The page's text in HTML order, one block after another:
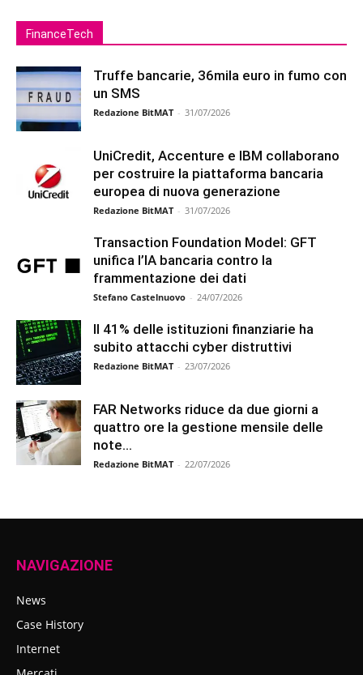
FinanceTech
Truffe bancarie, 36mila euro in fumo con
un SMS
Redazione BitMAT - 31/07/2026
UniCredit, Accenture e IBM collaborano
per costruire la piattaforma bancaria
europea di nuova generazione
Redazione BitMAT - 31/07/2026
Transaction Foundation Model: GFT
unifica l’IA bancaria contro la
frammentazione dei dati
Stefano Castelnuovo - 24/07/2026
Il 41% delle istituzioni finanziarie ha
subito attacchi cyber distruttivi
Redazione BitMAT - 23/07/2026
FAR Networks riduce da due giorni a
quattro ore la gestione mensile delle
note...
Redazione BitMAT - 22/07/2026
NAVIGAZIONE
News
Case History
Internet